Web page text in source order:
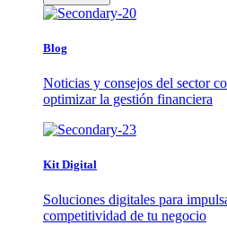
Blog
Noticias y consejos del sector
optimizar la gestión financiera
Kit Digital
Soluciones digitales para
competitividad de tu negocio